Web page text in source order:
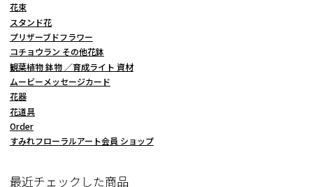
花束
スタンド花
プリザーブドフラワー
コチョウラン その他花鉢
観葉植物 鉢物 ／育成ライト 資材
ムービーメッセージカード
花器
花道具
Order
すみれフローラルアート会員 ショップ
最近チェックした商品